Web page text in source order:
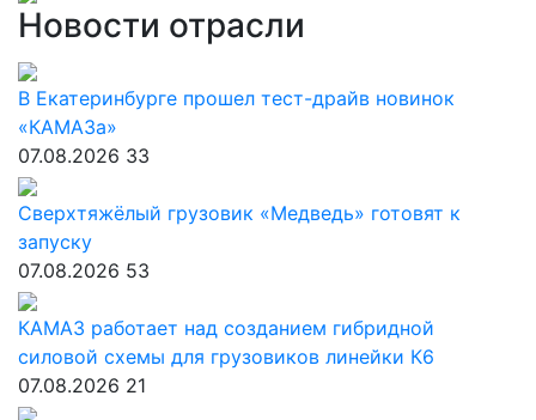
Новости отрасли
В Екатеринбурге прошел тест-драйв новинок
«КАМАЗа»
07.08.2026 33
Сверхтяжёлый грузовик «Медведь» готовят к
запуску
07.08.2026 53
КАМАЗ работает над созданием гибридной
силовой схемы для грузовиков линейки К6
07.08.2026 21